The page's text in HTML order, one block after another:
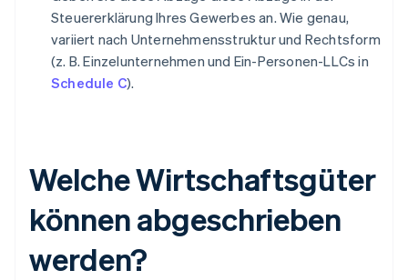
Steuererklärung Ihres Gewerbes an. Wie genau,
variiert nach Unternehmensstruktur und Rechtsform
(z. B. Einzelunternehmen und Ein-Personen-LLCs in
Schedule C).
Welche Wirtschaftsgüter
können abgeschrieben
werden?